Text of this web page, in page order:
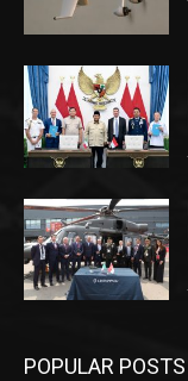
POPULAR POSTS